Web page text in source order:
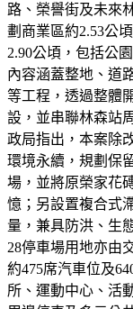
路、榮譽街及未來
劃商業區約2.53公
2.90公頃，包括公
內容涵蓋整地、道
等工程，透過整體
設，並串聯林森站
政局指出，本案除
環境永續，規劃保
場，並將原榮家花
憶；另設置複合式
量，兼具防洪、生
28停車場用地亦由
約475席汽車位及
所、運動中心、活